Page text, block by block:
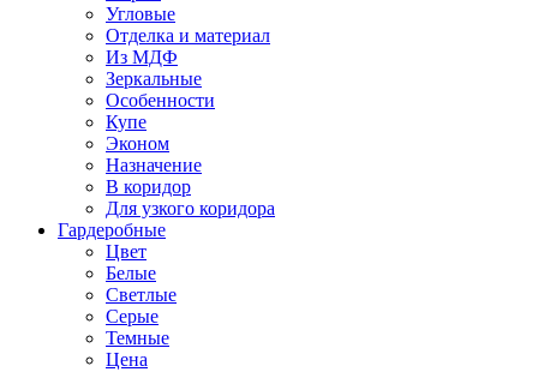
Угловые
Отделка и материал
Из МДФ
Зеркальные
Особенности
Купе
Эконом
Назначение
В коридор
Для узкого коридора
Гардеробные
Цвет
Белые
Светлые
Серые
Темные
Цена